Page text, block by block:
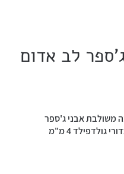
לב אדום
משולבת אבני ג'ספר
גולדפילד 4 מ"מ